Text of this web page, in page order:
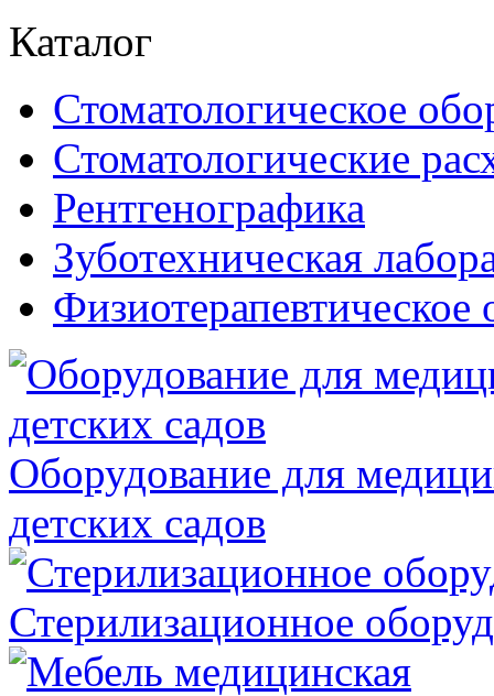
Каталог
Стоматологическое
Стоматологические
Рентгенографика
Зуботехническая
Физиотерапевтическое
Оборудование для
детских садов
Стерилизационное